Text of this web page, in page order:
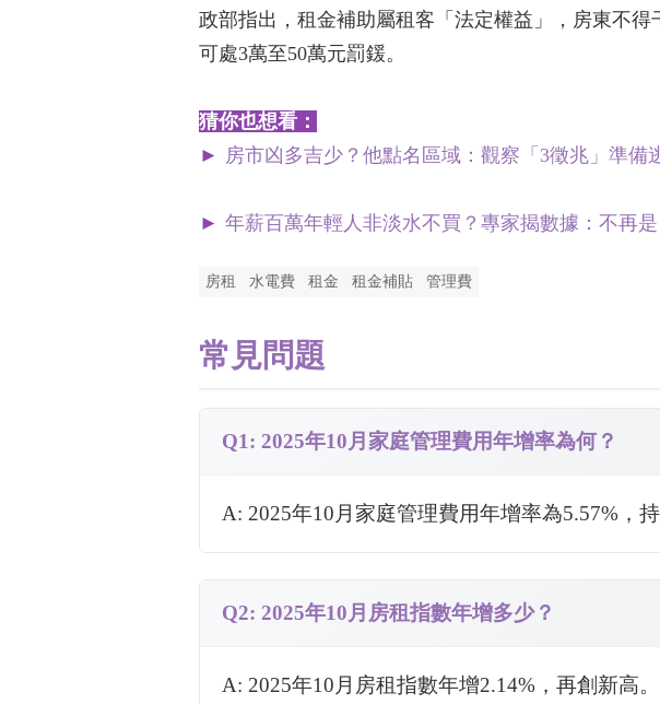
政部指出，租金補助屬租客「法定權益」，房東不
可處3萬至50萬元罰鍰。
猜你也想看：
► 房市凶多吉少？他點名區域：觀察「3徵兆」準備
► 年薪百萬年輕人非淡水不買？專家揭數據：不再是
房租 水電費 租金 租金補貼 管理費
常見問題
Q1: 2025年10月家庭管理費用年增率為何？
A: 2025年10月家庭管理費用年增率為5.57%，持
Q2: 2025年10月房租指數年增多少？
A: 2025年10月房租指數年增2.14%，再創新高。